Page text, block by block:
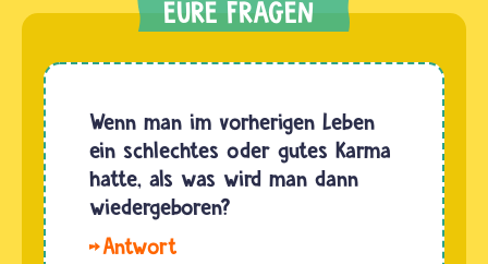
Wenn man im vorherigen Leben
ein schlechtes oder gutes Karma
hatte, als was wird man dann
wiedergeboren?